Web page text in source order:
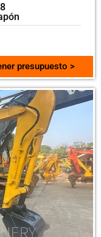
presupuesto >